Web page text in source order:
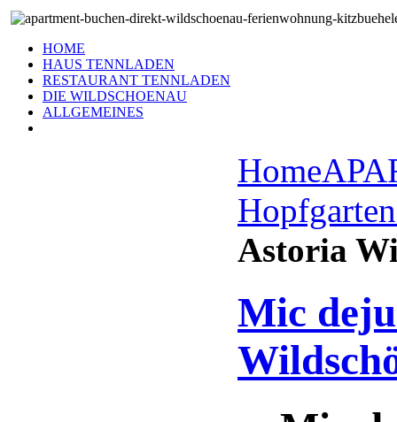
HOME
HAUS TENNLADEN
RESTAURANT TENNLADEN
DIE WILDSCHOENAU
ALLGEMEINES
Home
Hopfgarten
Astoria
Mic